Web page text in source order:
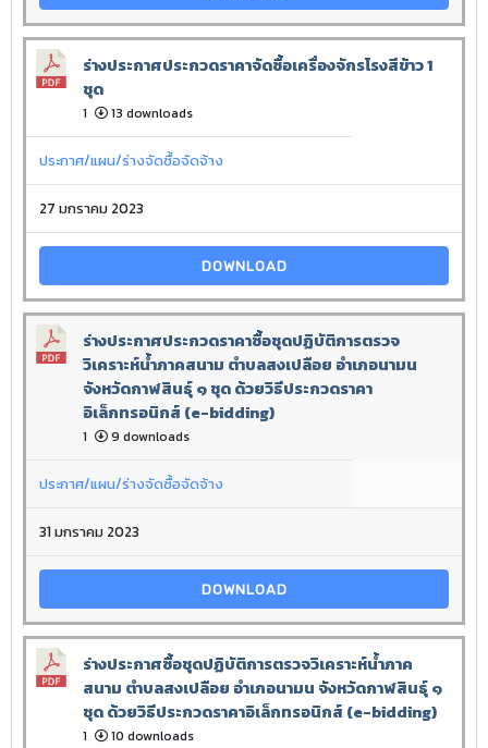
ร่างประกาศประกวดราคาจัดซื้อเครื่องจักรโรงสีข้าว 1
ชุด
1 13 downloads
ประกาศ/แผน/ร่างจัดซื้อจัดจ้าง
27 มกราคม 2023
DOWNLOAD
ร่างประกาศประกวดราคาซื้อชุดปฏิบัติการตรวจ
วิเคราะห์น้ำภาคสนาม ตำบลสงเปลือย อำเภอนามน
จังหวัดกาฬสินธุ์ ๑ ชุด ด้วยวิธีประกวดราคา
อิเล็กทรอนิกส์ (e-bidding)
1 9 downloads
ประกาศ/แผน/ร่างจัดซื้อจัดจ้าง
31 มกราคม 2023
DOWNLOAD
ร่างประกาศซื้อชุดปฏิบัติการตรวจวิเคราะห์น้ำภาค
สนาม ตำบลสงเปลือย อำเภอนามน จังหวัดกาฬสินธุ์ ๑
ชุด ด้วยวิธีประกวดราคาอิเล็กทรอนิกส์ (e-bidding)
1 10 downloads